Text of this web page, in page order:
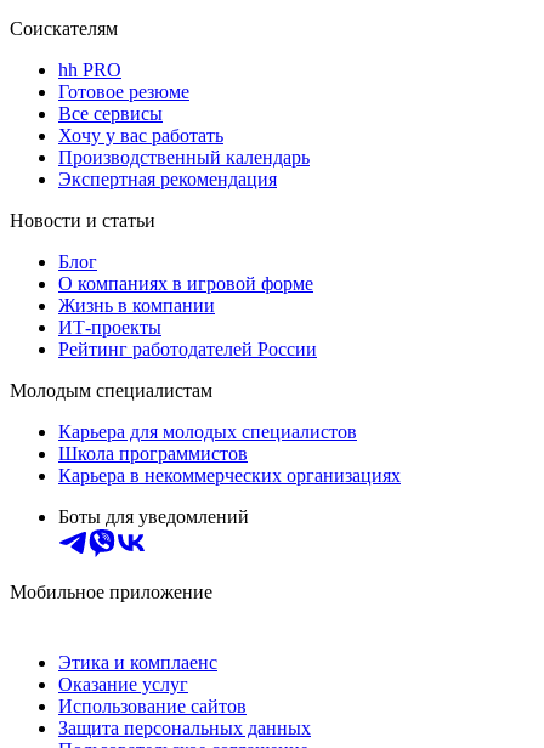
Соискателям
hh PRO
Готовое резюме
Все сервисы
Хочу у вас работать
Производственный календарь
Экспертная рекомендация
Новости и статьи
Блог
О компаниях в игровой форме
Жизнь в компании
ИТ-проекты
Рейтинг работодателей России
Молодым специалистам
Карьера для молодых специалистов
Школа программистов
Карьера в некоммерческих организациях
Боты для уведомлений
Мобильное приложение
Этика и комплаенс
Оказание услуг
Использование сайтов
Защита персональных данных